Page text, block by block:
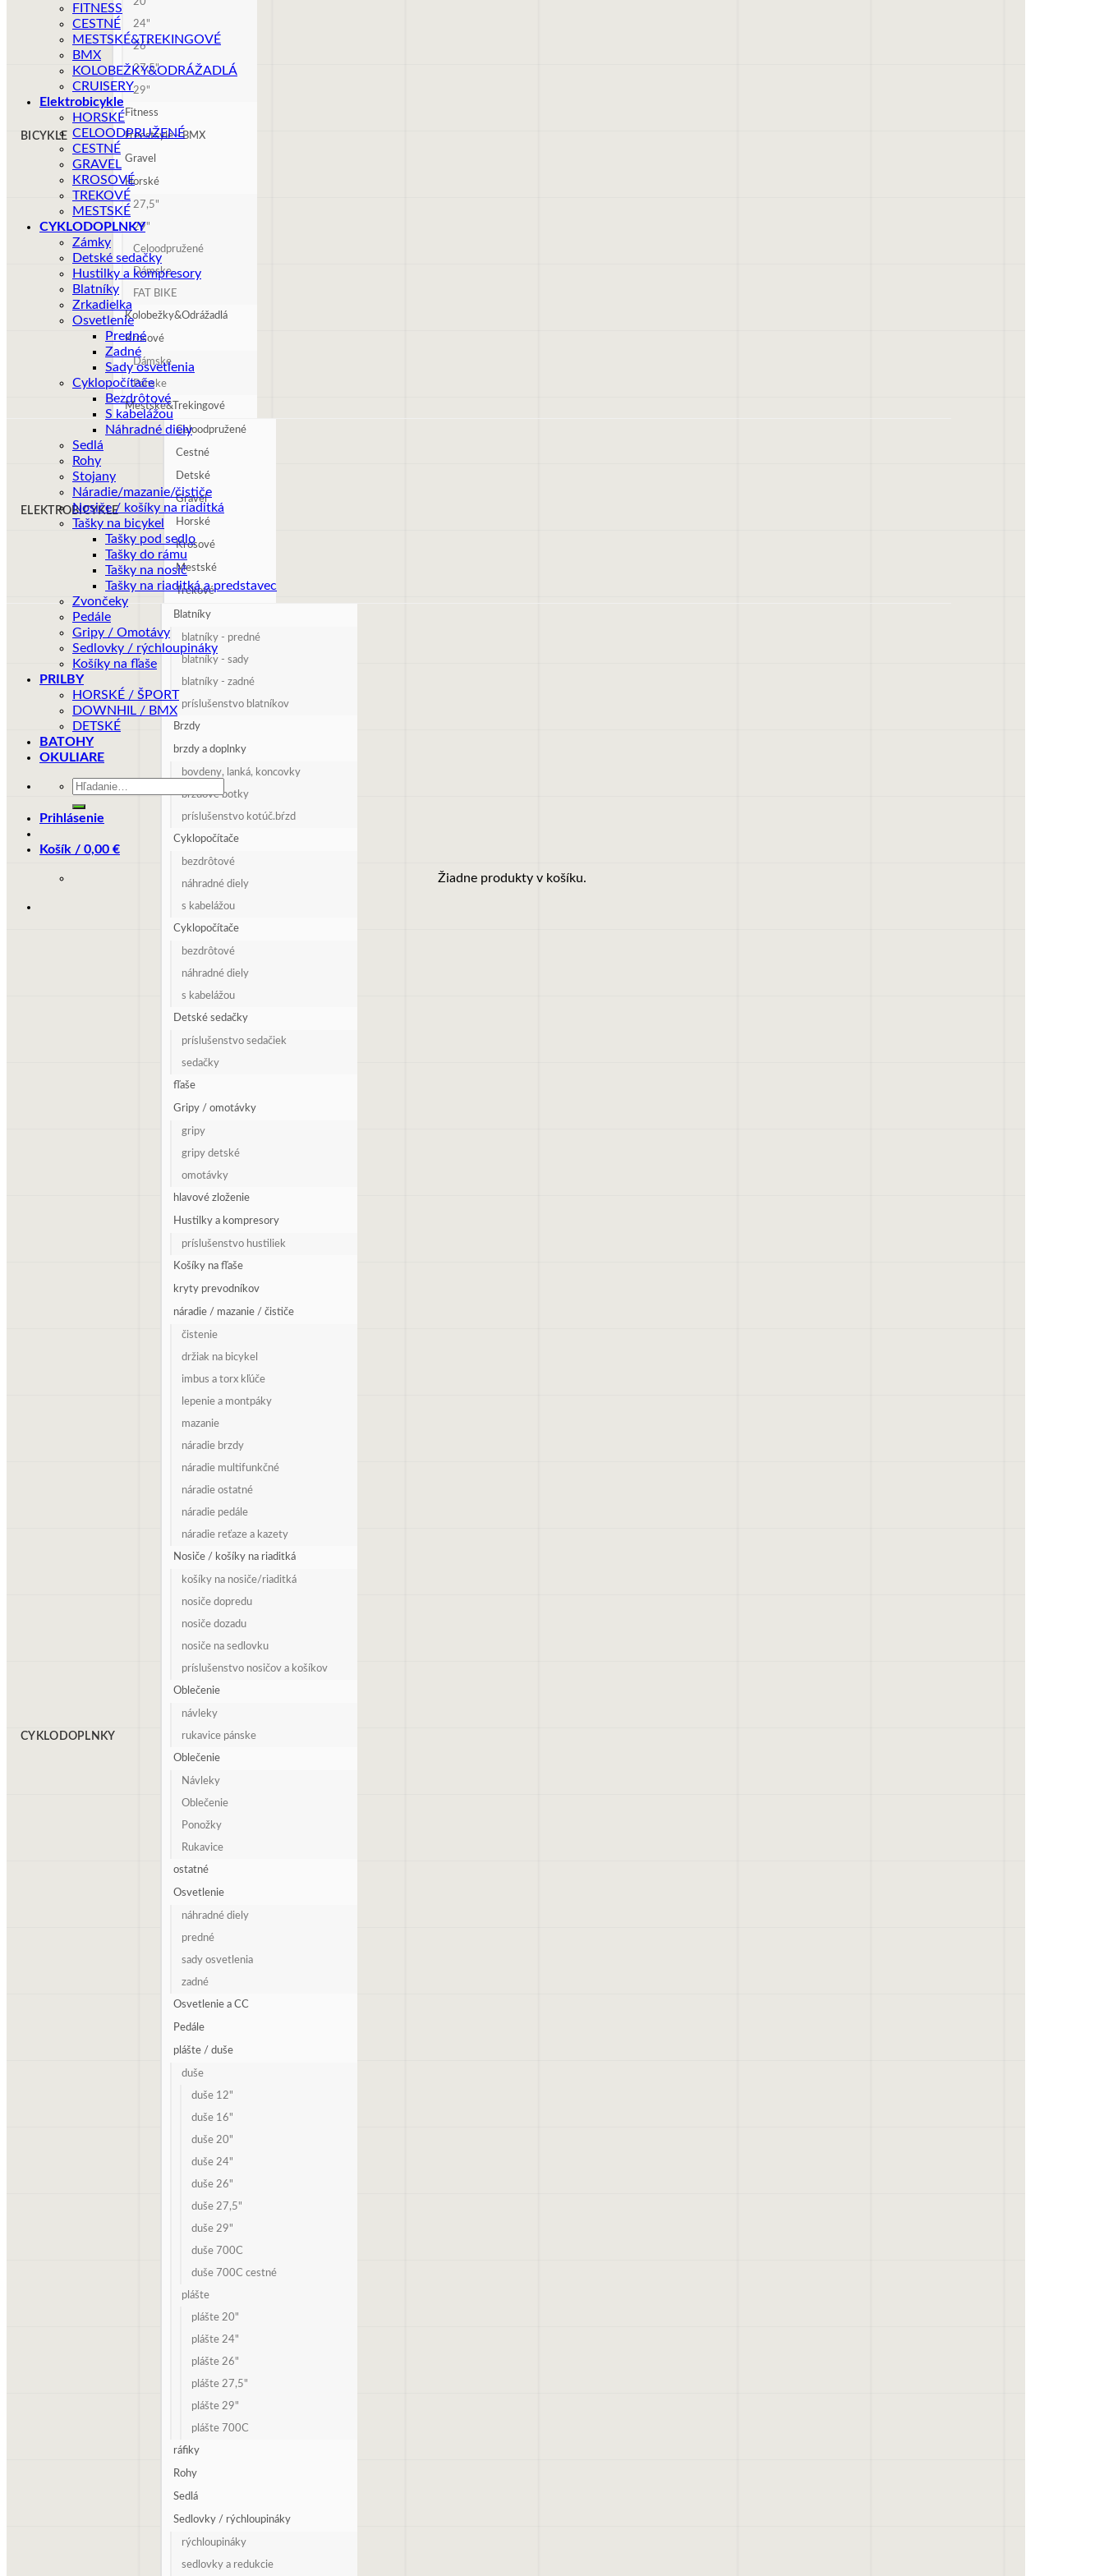
FITNESS
CESTNÉ
MESTSKÉ&TREKINGOVÉ
BMX
KOLOBEŽKY&ODRÁŽADLÁ
CRUISERY
Elektrobicykle
HORSKÉ
CELOODPRUŽENÉ
CESTNÉ
GRAVEL
KROSOVÉ
TREKOVÉ
MESTSKÉ
CYKLODOPLNKY
Zámky
Detské sedačky
Hustilky a kompresory
Blatníky
Zrkadielka
Osvetlenie
Predné
Zadné
Sady osvetlenia
Cyklopočítače
Bezdrôtové
S kabelážou
Náhradné diely
Sedlá
Rohy
Stojany
Náradie/mazanie/čističe
Nosiče / košíky na riaditká
Tašky na bicykel
Tašky pod sedlo
Tašky do rámu
Tašky na nosič
Tašky na riaditká a predstavec
Zvončeky
Pedále
Gripy / Omotávy
Sedlovky / rýchloupináky
Košíky na fľaše
PRILBY
HORSKÉ / ŠPORT
DOWNHIL / BMX
DETSKÉ
BATOHY
OKULIARE
Hľadať:
Prihlásenie
Košík / 0,00 €
Žiadne produkty v košíku.
BICYKLE
24"
26"
27,5"
29"
Fitness
Freestsyle - BMX
Gravel
Horské
27,5"
29"
Celoodpružené
Dámske
FAT BIKE
Kolobežky&Odrážadlá
Krosové
Dámske
Pánske
Mestské&Trekingové
ELEKTROBICYKLE
Celoodpružené
Cestné
Detské
Gravel
Horské
Krosové
Mestské
Trekové
CYKLODOPLNKY
Blatníky
blatníky - predné
blatníky - sady
blatníky - zadné
príslušenstvo blatníkov
Brzdy
brzdy a doplnky
bovdeny, lanká, koncovky
brzdové botky
príslušenstvo kotúč.bŕzd
Cyklopočítače
bezdrôtové
náhradné diely
s kabelážou
Cyklopočítače
bezdrôtové
náhradné diely
s kabelážou
Detské sedačky
príslušenstvo sedačiek
sedačky
fľaše
Gripy / omotávky
gripy
gripy detské
omotávky
hlavové zloženie
Hustilky a kompresory
príslušenstvo hustiliek
Košíky na fľaše
kryty prevodníkov
náradie / mazanie / čističe
čistenie
držiak na bicykel
imbus a torx kľúče
lepenie a montpáky
mazanie
náradie brzdy
náradie multifunkčné
náradie ostatné
náradie pedále
náradie reťaze a kazety
Nosiče / košíky na riaditká
košíky na nosiče/riaditká
nosiče dopredu
nosiče dozadu
nosiče na sedlovku
príslušenstvo nosičov a košíkov
Oblečenie
návleky
rukavice pánske
Oblečenie
Návleky
Oblečenie
Ponožky
Rukavice
ostatné
Osvetlenie
náhradné diely
predné
sady osvetlenia
zadné
Osvetlenie a CC
Pedále
plášte / duše
duše
duše 12"
duše 16"
duše 20"
duše 24"
duše 26"
duše 27,5"
duše 29"
duše 700C
duše 700C cestné
plášte
plášte 20"
plášte 24"
plášte 26"
plášte 27,5"
plášte 29"
plášte 700C
ráfiky
Rohy
Sedlá
Sedlovky / rýchloupináky
rýchloupináky
sedlovky a redukcie